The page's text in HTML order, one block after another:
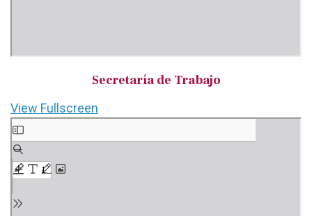
Secretaría de Trabajo
View Fullscreen
Saltar
al
contenido
del
PDF